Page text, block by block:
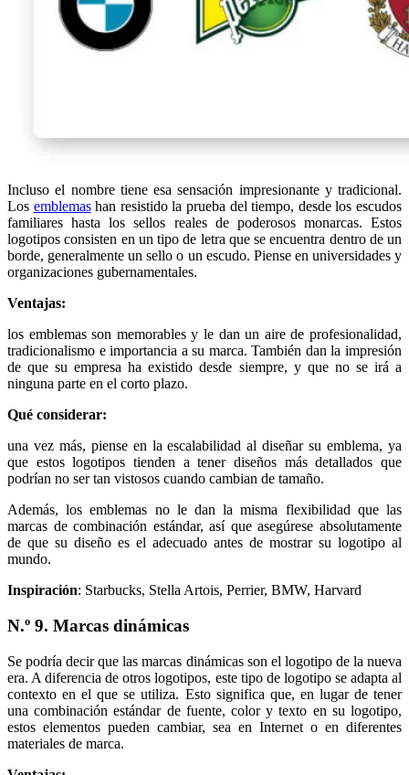
Incluso el nombre tiene esa sensación impresionante y tradicional.
Los emblemashan resistido la prueba del tiempo, desde los escudos
familiares hasta los sellos reales de poderosos monarcas. Estos
logotipos consisten en un tipo de letra que se encuentra dentro de un
borde, generalmente un sello o un escudo. Piense en universidades y
organizaciones gubernamentales.
Ventajas:
los emblemas son memorables y le dan un aire de profesionalidad,
tradicionalismo e importancia a su marca. También dan la impresión
de que su empresa ha existido desde siempre, y que no se irá a
ninguna parte en el corto plazo.
Qué considerar:
una vez más, piense en la escalabilidad al diseñar su emblema, ya
que estos logotipos tienden a tener diseños más detallados que
podrían no ser tan vistosos cuando cambian de tamaño.
Además, los emblemas no le dan la misma flexibilidad que las
marcas de combinación estándar, así que asegúrese absolutamente
de que su diseño es el adecuado antes de mostrar su logotipo al
mundo.
Inspiración: Starbucks, Stella Artois, Perrier, BMW, Harvard
N.º 9. Marcas dinámicas
Se podría decir que las marcas dinámicas son el logotipo de la nueva
era. A diferencia de otros logotipos, este tipo de logotipo se adapta al
contexto en el que se utiliza. Esto significa que, en lugar de tener
una combinación estándar de fuente, color y texto en su logotipo,
estos elementos pueden cambiar, sea en Internet o en diferentes
materiales de marca.